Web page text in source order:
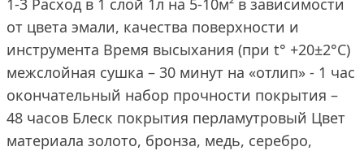
1-3 Расход в 1 слой 1л на 5-10м² в зависимости
от цвета эмали, качества поверхности и
инструмента Время высыхания (при t° +20±2°C)
межслойная сушка – 30 минут на «отлип» - 1 час
окончательный набор прочности покрытия –
48 часов Блеск покрытия перламутровый Цвет
материала золото, бронза, медь, серебро,